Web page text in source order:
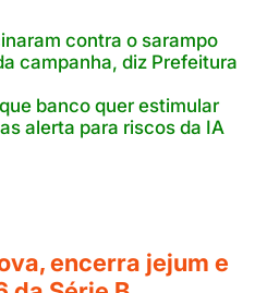
contra o sarampo
campanha, diz Prefeitura
banco quer estimular
alerta para riscos da IA
encerra jejum e